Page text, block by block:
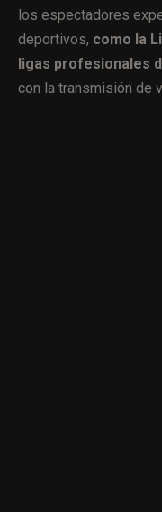
los espectadores
deportivos, como la
ligas profesionales
con la transmisión de